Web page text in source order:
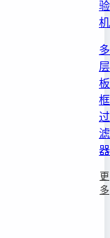
验
机
多
层
板
框
过
滤
器
更
多